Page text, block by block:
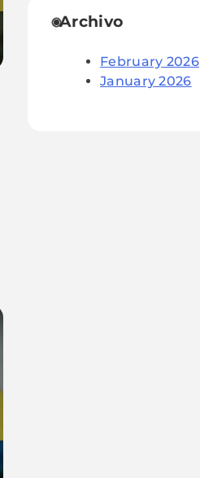
Archivo
February 2026
January 2026